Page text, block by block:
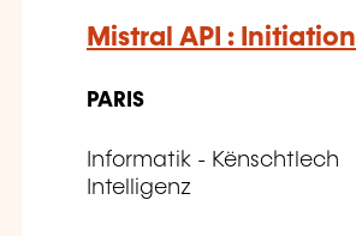
Mistral API : Initiation
PARIS
Informatik - Kënschtlech
Intelligenz